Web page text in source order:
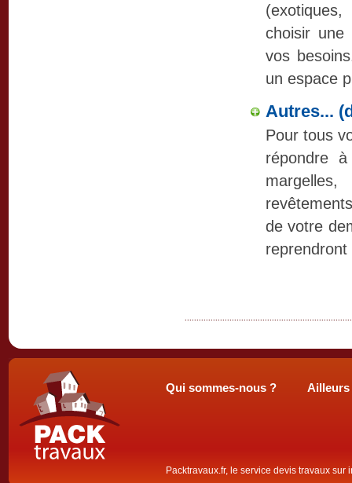
choisir une
vos
un espace
Autres...
Pour tous
répondre
de votre
Qui sommes-nous ? Ailleurs
Packtravaux.fr, le service devis travaux sur